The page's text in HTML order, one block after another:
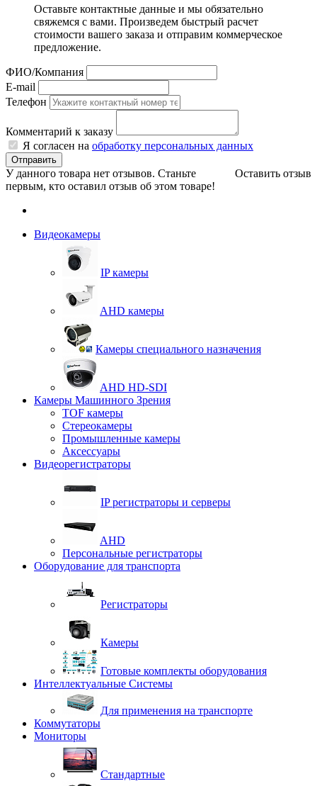
Оставьте контактные данные и мы обязательно
свяжемся с вами. Произведем быстрый расчет
стоимости вашего заказа и отправим коммерческое
предложение.
ФИО/Компания
E-mail
Телефон
Комментарий к заказу
Я согласен на обработку персональных данных
Отправить
Оставить отзыв
У данного товара нет отзывов. Станьте
первым, кто оставил отзыв об этом товаре!
Видеокамеры
IP камеры
AHD камеры
Камеры специального назначения
AHD HD-SDI
Камеры Машинного Зрения
TOF камеры
Стереокамеры
Промышленные камеры
Аксессуары
Видеорегистраторы
IP регистраторы и серверы
AHD
Персональные регистраторы
Оборудование для транспорта
Регистраторы
Камеры
Готовые комплекты оборудования
Интеллектуальные Системы
Для применения на транспорте
Коммутаторы
Мониторы
Стандартные